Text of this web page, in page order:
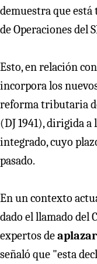
demuestra que
de Operaciones del
Esto, en relación
incorpora los
reforma tributaria
(DJ 1941), dirigida a
integrado, cuyo
pasado.
En un contexto
dado el llamado del
expertos de
señaló que "esta